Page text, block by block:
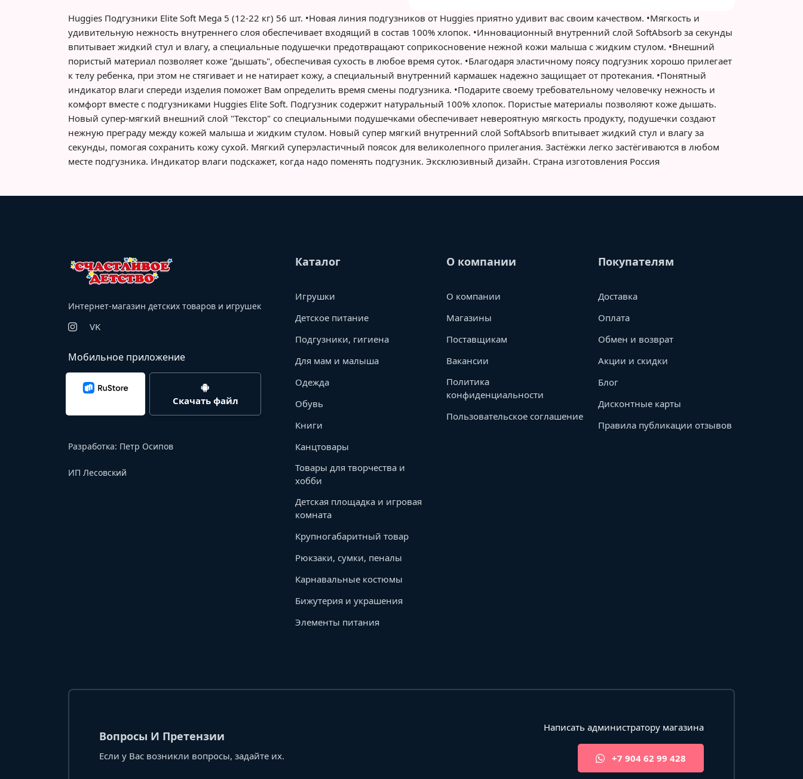
Huggies Подгузники Elite Soft Mega 5 (12-22 кг) 56 шт. •Новая линия подгузников от Huggies приятно удивит вас своим качеством. •Мягкость и
удивительную нежность внутреннего слоя обеспечивает входящий в состав 100% хлопок. •Инновационный внутренний слой SoftAbsorb за секунды
впитывает жидкий стул и влагу, а специальные подушечки предотвращают соприкосновение нежной кожи малыша с жидким стулом. •Внешний
пористый материал позволяет коже "дышать", обеспечивая сухость в любое время суток. •Благодаря эластичному поясу подгузник хорошо прилегает
к телу ребенка, при этом не стягивает и не натирает кожу, а специальный внутренний кармашек надежно защищает от протекания. •Понятный
индикатор влаги спереди изделия поможет Вам определить время смены подгузника. •Подарите своему требовательному человечку нежность и
комфорт вместе с подгузниками Huggies Elite Soft. Подгузник содержит натуральный 100% хлопок. Пористые материалы позволяют коже дышать.
Новый супер-мягкий внешний слой "Текстор" со специальными подушечками обеспечивает невероятную мягкость продукту, подушечки создают
нежную преграду между кожей малыша и жидким стулом. Новый супер мягкий внутренний слой SoftAbsorb впитывает жидкий стул и влагу за
секунды, помогая сохранить кожу сухой. Мягкий суперэластичный поясок для великолепного прилегания. Застёжки легко застёгиваются в любом
месте подгузника. Индикатор влаги подскажет, когда надо поменять подгузник. Эксклюзивный дизайн. Страна изготовления Россия
Интернет-магазин детских товаров и игрушек
VK
Мобильное приложение
Скачать файл
Разработка: Петр Осипов
ИП Лесовский
Каталог
Игрушки
Детское питание
Подгузники, гигиена
Для мам и малыша
Одежда
Обувь
Книги
Канцтовары
Товары для творчества и
хобби
Детская площадка и игровая
комната
Крупногабаритный товар
Рюкзаки, сумки, пеналы
Карнавальные костюмы
Бижутерия и украшения
Элементы питания
О компании
О компании
Магазины
Поставщикам
Вакансии
Политика
конфиденциальности
Пользовательское соглашение
Покупателям
Доставка
Оплата
Обмен и возврат
Акции и скидки
Блог
Дисконтные карты
Правила публикации отзывов
Вопросы И Претензии
Если у Вас возникли вопросы, задайте их.
Написать администратору магазина
+7 904 62 99 428